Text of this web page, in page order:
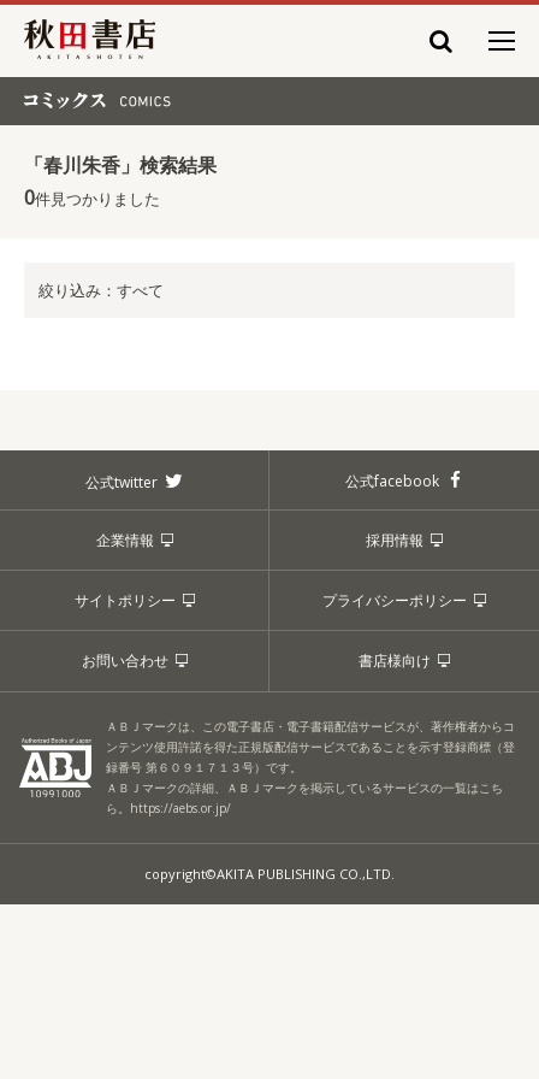
秋田書店
「春川朱香」検索結果
0件見つかりました
絞り込み：すべて
公式twitter 公式facebook
企業情報 採用情報
サイトポリシー プライバシーポリシー
お問い合わせ 書店様向け
ＡＢＪマークは、この電子書店・電子書籍配信サービスが、著作権者からコ
ンテンツ使用許諾を得た正規版配信サービスであることを示す登録商標（登
録番号 第６０９１７１３号）です。
ＡＢＪマークの詳細、ＡＢＪマークを掲示しているサービスの一覧はこち
ら。 https://aebs.or.jp/
copyright©AKITA PUBLISHING CO.,LTD.